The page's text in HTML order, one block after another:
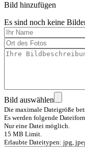
Bild hinzufügen
Es sind noch keine
Bild auswählen
Die maximale Dateigröße
Es werden folgende
Nur eine Datei möglich.
15 MB Limit.
Erlaubte Dateitypen: jpg,